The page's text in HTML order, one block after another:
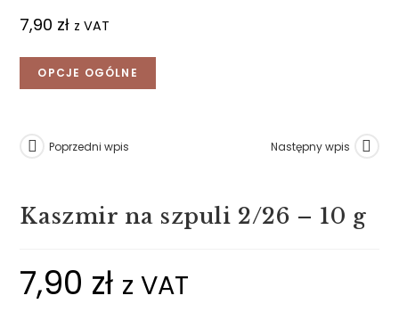
7,90 zł z VAT
OPCJE OGÓLNE
Poprzedni wpis Następny wpis
Kaszmir na szpuli 2/26 – 10 g
7,90 zł z VAT